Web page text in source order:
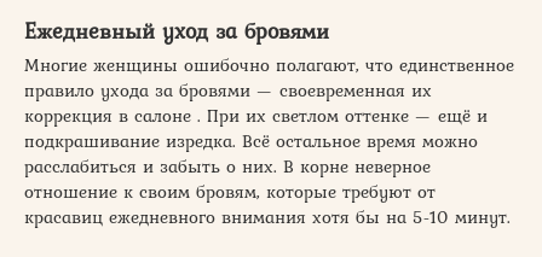
Ежедневный уход за бровями
Многие женщины ошибочно полагают, что единственное
правило ухода за бровями — своевременная их
коррекция в салоне . При их светлом оттенке — ещё и
подкрашивание изредка. Всё остальное время можно
расслабиться и забыть о них. В корне неверное
отношение к своим бровям, которые требуют от
красавиц ежедневного внимания хотя бы на 5-10 минут.